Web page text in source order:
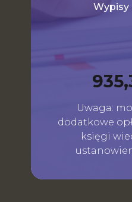
Wypisy
Uwaga:
dodatkowe
księgi